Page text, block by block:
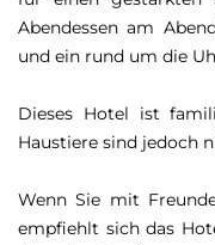
Abendessen am
und ein rund um die
Dieses Hotel ist
Haustiere sind jedoch
Wenn Sie mit
empfiehlt sich das